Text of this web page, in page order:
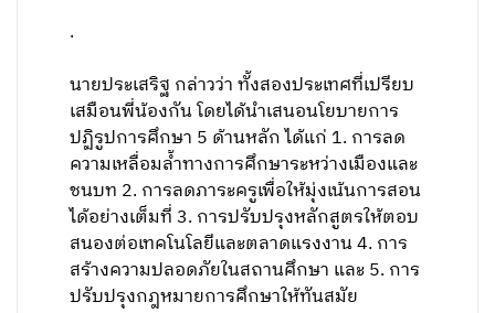
.
นายประเสริฐ กล่าวว่า ทั้งสองประเทศที่เปรียบ
เสมือนพี่น้องกัน โดยได้นำเสนอนโยบายการ
ปฏิรูปการศึกษา 5 ด้านหลัก ได้แก่ 1. การลด
ความเหลื่อมล้ำทางการศึกษาระหว่างเมืองและ
ชนบท 2. การลดภาระครูเพื่อให้มุ่งเน้นการสอน
ได้อย่างเต็มที่ 3. การปรับปรุงหลักสูตรให้ตอบ
สนองต่อเทคโนโลยีและตลาดแรงงาน 4. การ
สร้างความปลอดภัยในสถานศึกษา และ 5. การ
ปรับปรุงกฎหมายการศึกษาให้ทันสมัย